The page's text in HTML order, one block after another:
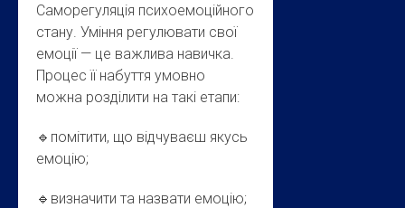
Саморегуляція психоемоційного
стану. Уміння регулювати свої
емоції — це важлива навичка.
Процес її набуття умовно
можна розділити на такі етапи:
🔹помітити, що відчуваєш якусь
емоцію;
🔹визначити та назвати емоцію;